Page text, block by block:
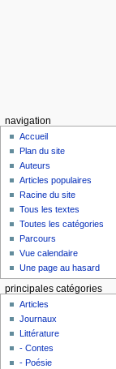
navigation
Accueil
Plan du site
Auteurs
Articles populaires
Racine du site
Tous les textes
Toutes les catégories
Parcours
Vue calendaire
Une page au hasard
principales catégories
Articles
Journaux
Littérature
- Contes
- Poésie